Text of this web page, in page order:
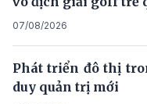
07/08/2026
Phát triển đô thị
duy quản trị mới